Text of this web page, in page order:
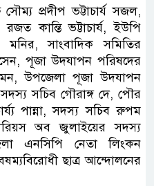
প্রদীপ ভট্টাচার্য সজল,
কান্তি ভট্টাচার্য, ইউপি
সাংবাদিক সমিতির
পূজা উদযাপন পরিষদের
সুমন, উপজেলা পূজা উদযাপন
সচিব গৌরাঙ্গ দে, পৌর
পান্না, সদস্য সচিব রুপম
অব জুলাইয়ের সদস্য
এনসিপি নেতা লিংকন
ছাত্র আন্দোলনের